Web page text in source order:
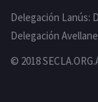
Delegación Lanús:
Delegación
© 2018